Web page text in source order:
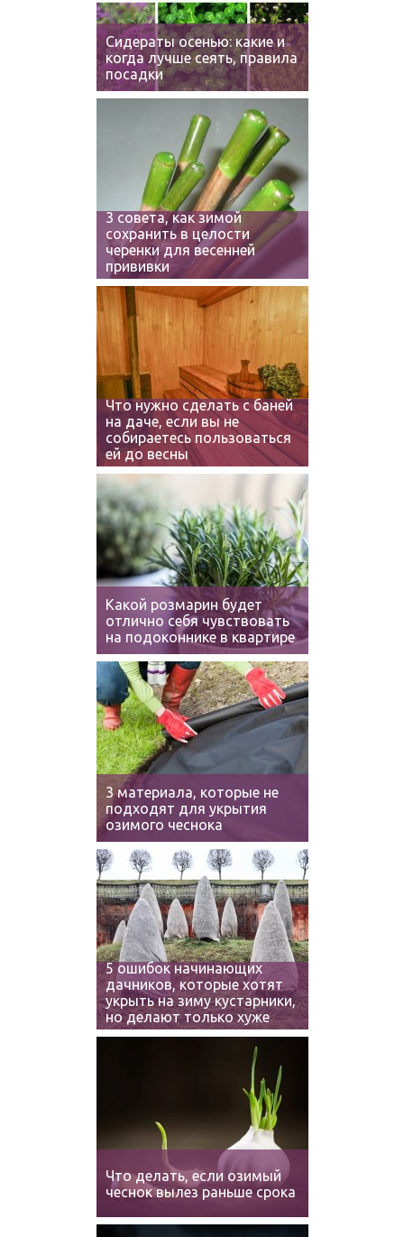
Сидераты осенью: какие и
когда лучше сеять, правила
посадки
3 совета, как зимой
сохранить в целости
черенки для весенней
прививки
Что нужно сделать с баней
на даче, если вы не
собираетесь пользоваться
ей до весны
Какой розмарин будет
отлично себя чувствовать
на подоконнике в квартире
3 материала, которые не
подходят для укрытия
озимого чеснока
5 ошибок начинающих
дачников, которые хотят
укрыть на зиму кустарники,
но делают только хуже
Что делать, если озимый
чеснок вылез раньше срока